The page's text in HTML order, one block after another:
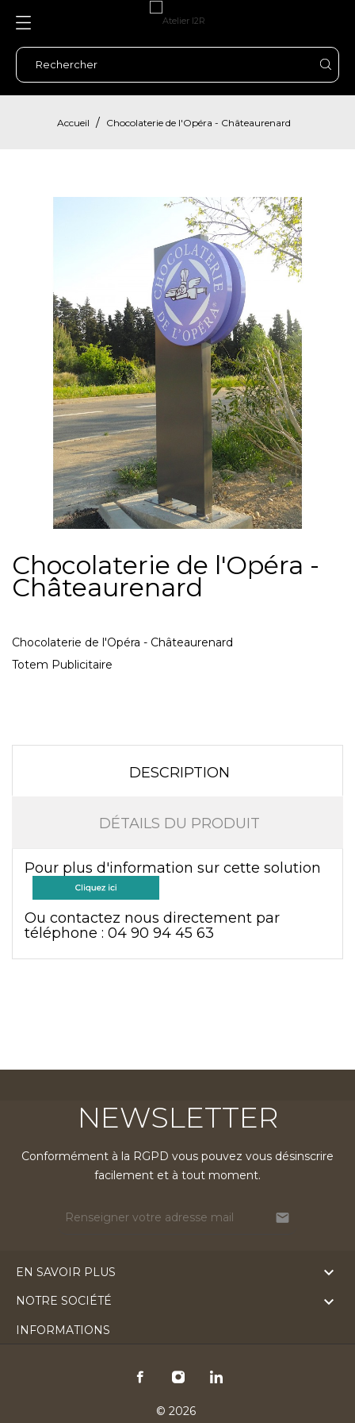
Accueil Chocolaterie de l'Opéra - Châteaurenard
Chocolaterie de l'Opéra -
Châteaurenard
Chocolaterie de l'Opéra - Châteaurenard
Totem Publicitaire
DESCRIPTION
DÉTAILS DU PRODUIT
Pour plus d'information sur cette solution
Ou contactez nous directement par
téléphone : 04 90 94 45 63
NEWSLETTER
Conformément à la RGPD vous pouvez vous désinscrire
facilement et à tout moment.

EN SAVOIR PLUS 
NOTRE SOCIÉTÉ 
INFORMATIONS
© 2026